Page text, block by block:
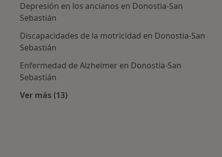
Depresión en los ancianos en Donostia-San
Sebastián
Discapacidades de la motricidad en Donostia-San
Sebastián
Enfermedad de Alzheimer en Donostia-San
Sebastián
Ver más (13)